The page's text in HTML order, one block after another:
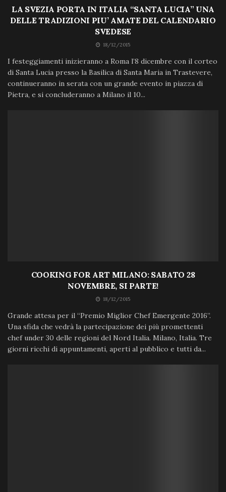
LA SVEZIA PORTA IN ITALIA “SANTA LUCIA” UNA
DELLE TRADIZIONI PIU’ AMATE DEL CALENDARIO
SVEDESE
18/12/2015
I festeggiamenti inizieranno a Roma l’8 dicembre con il corteo
di Santa Lucia presso la Basilica di Santa Maria in Trastevere,
continueranno in serata con un grande evento in piazza di
Pietra, e si concluderanno a Milano il 10...
COOKING FOR ART MILANO: SABATO 28
NOVEMBRE, SI PARTE!
18/12/2015
Grande attesa per il “Premio Miglior Chef Emergente 2016”.
Una sfida che vedrà la partecipazione dei più promettenti
chef under 30 delle regioni del Nord Italia. Milano, Italia. Tre
giorni ricchi di appuntamenti, aperti al pubblico e tutti da...